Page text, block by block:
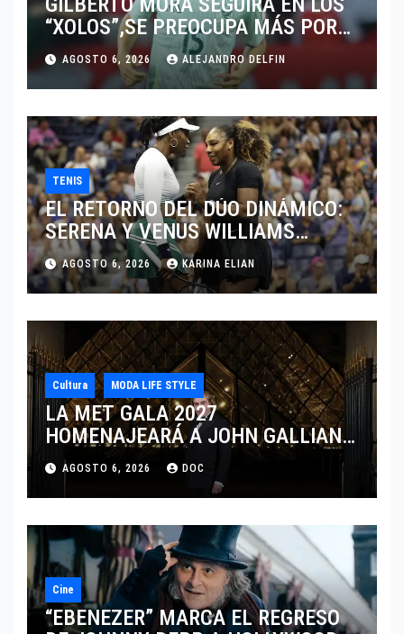
“XOLOS”,SE PREOCUPA MÁS POR
JUGAR EN SU EQUIPO.
AGOSTO 6, 2026 ALEJANDRO DELFIN
TENIS
EL RETORNO DEL DÚO DINÁMICO:
SERENA Y VENUS WILLIAMS
DISPUTARÁN LOS DOBLES EN
CINCINNATI 2026
AGOSTO 6, 2026 KARINA ELIAN
Cultura MODA LIFE STYLE
LA MET GALA 2027
HOMENAJEARÁ A JOHN GALLIANO
MARCANDO EL REGRESO DEL REY
DEL DRAMATISMO
AGOSTO 6, 2026 DOC
Cine
“EBENEZER” MARCA EL REGRESO